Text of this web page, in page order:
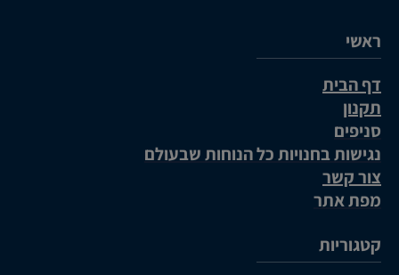
ראשי
דף הבית
תקנון
סניפים
נגישות בחנויות כל הנוחות שבעולם
צור קשר
מפת אתר
קטגוריות